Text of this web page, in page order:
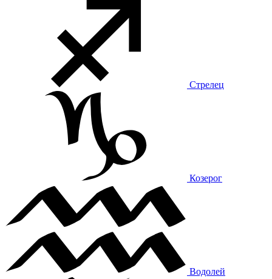
Стрелец
Козерог
Водолей